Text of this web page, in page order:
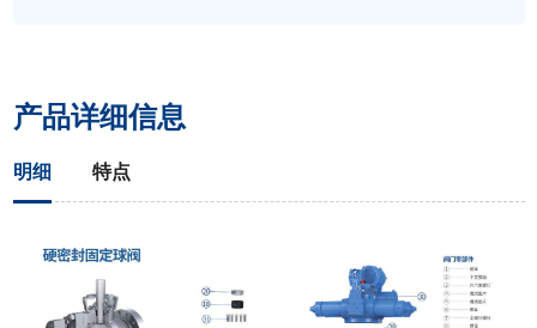
产品详细信息
明细 特点